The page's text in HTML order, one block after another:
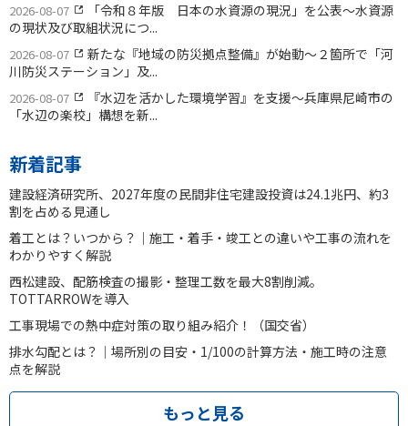
2026-08-07
「令和８年版 日本の水資源の現況」を公表〜水資源
の現状及び取組状況につ...
2026-08-07
新たな『地域の防災拠点整備』が始動〜２箇所で「河
川防災ステーション」及...
2026-08-07
『水辺を活かした環境学習』を支援〜兵庫県尼崎市の
「水辺の楽校」構想を新...
新着記事
建設経済研究所、2027年度の民間非住宅建設投資は24.1兆円、約3
割を占める見通し
着工とは？いつから？｜施工・着手・竣工との違いや工事の流れを
わかりやすく解説
西松建設、配筋検査の撮影・整理工数を最大8割削減。
TOTTARROWを導入
工事現場での熱中症対策の取り組み紹介！（国交省）
排水勾配とは？｜場所別の目安・1/100の計算方法・施工時の注意
点を解説
もっと見る